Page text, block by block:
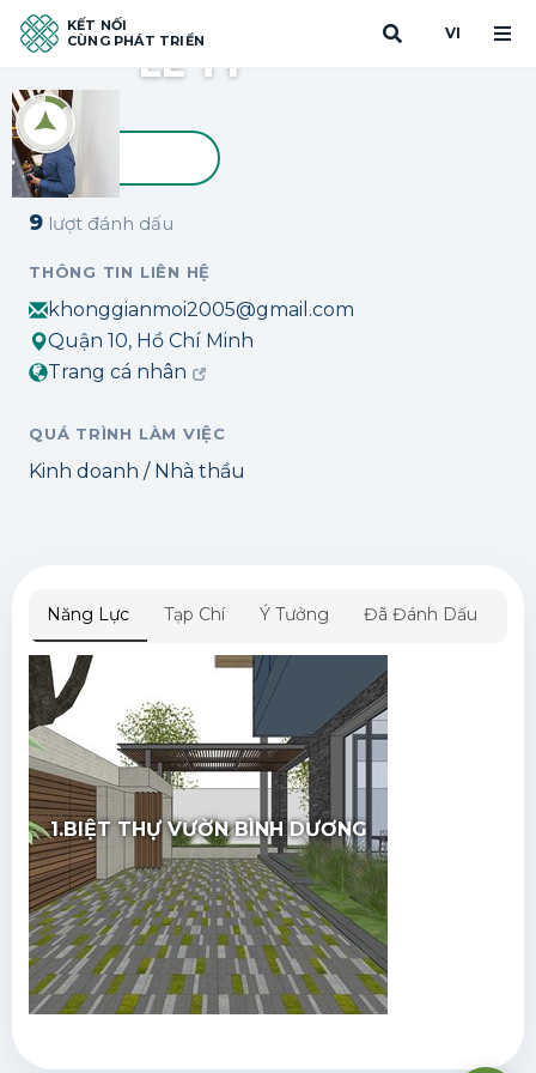
KẾT NỐI
CÙNG PHÁT TRIỂN
VI
LE TY
9 lượt đánh dấu
THÔNG TIN LIÊN HỆ
khonggianmoi2005@gmail.com
Quận 10, Hồ Chí Minh
Trang cá nhân
QUÁ TRÌNH LÀM VIỆC
Kinh doanh / Nhà thầu
Năng Lực Tạp Chí Ý Tưởng Đã Đánh Dấu
1.BIỆT THỰ VƯỜN BÌNH DƯƠNG